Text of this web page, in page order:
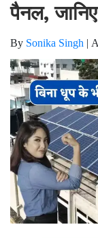
पैनल,
By Sonika Singh |